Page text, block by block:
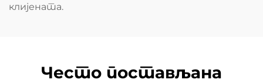
клијената.
Често постављана